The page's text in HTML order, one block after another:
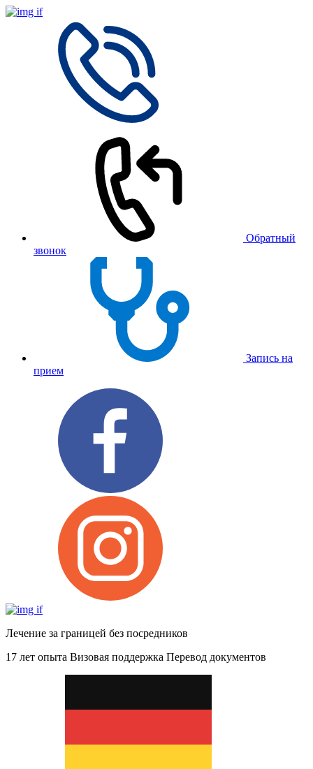
Обратный
звонок
Запись на
прием
Лечение за границей без посредников
17 лет опыта Визовая поддержка Перевод документов